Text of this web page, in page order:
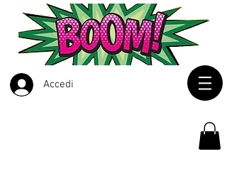
Accedi